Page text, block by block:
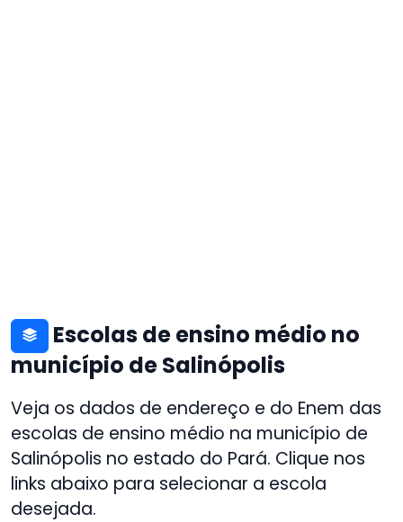
Escolas de ensino médio no
município de Salinópolis
Veja os dados de endereço e do Enem das
escolas de ensino médio na município de
Salinópolis no estado do Pará. Clique nos
links abaixo para selecionar a escola
desejada.